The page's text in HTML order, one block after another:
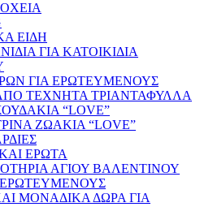
ΕΙΔΗ
ΓΙΑ ΚΑΤΟΙΚΙΔΙΑ
ΓΙΑ ΕΡΩΤΕΥΜΕΝΟΥΣ
ΤΕΧΝΗΤΑ ΤΡΙΑΝΤΑΦΥΛΛΑ
“LOVE”
ΖΩΑΚΙΑ “LOVE”
ΕΡΩΤΑ
ΑΓΙΟΥ ΒΑΛΕΝΤΙΝΟΥ
ΜΟΝΑΔΙΚΑ ΔΩΡΑ ΓΙΑ